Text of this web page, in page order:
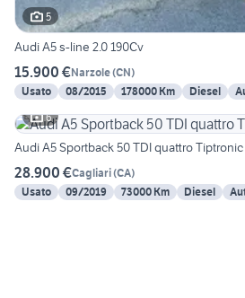
5
Audi A5 s-line 2.0 190Cv
15.900 €Narzole(CN)
Usato
08/2015 178000 Km Diesel
6
Audi A5 Sportback 50 TDI quattro Tiptronic
28.900 €Cagliari(CA)
Usato
09/2019 73000 Km Diesel